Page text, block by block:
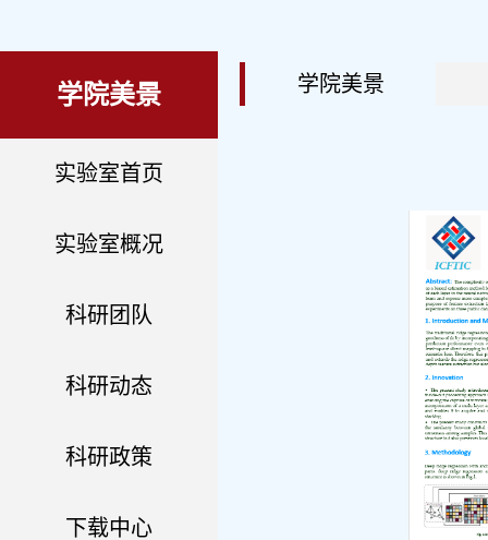
学院美景
实验室首页
实验室概况
科研团队
科研动态
科研政策
下载中心
学院美景